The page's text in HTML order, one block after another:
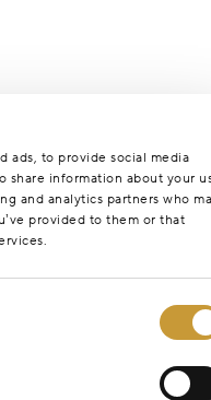
ads, to provide social media
share information about your
and analytics partners who
provided to them or that